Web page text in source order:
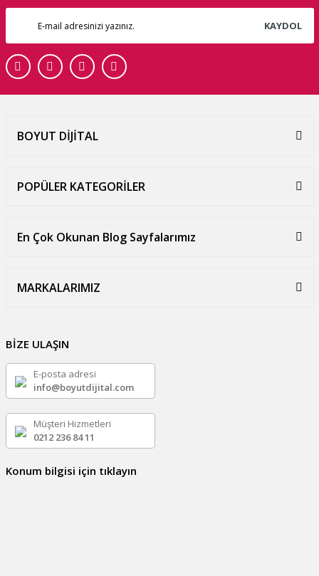
KAYDOL
BOYUT DİJİTAL
POPÜLER KATEGORİLER
En Çok Okunan Blog Sayfalarımız
MARKALARIMIZ
BİZE ULAŞIN
E-posta adresi
info@boyutdijital.com
Müşteri Hizmetleri
0212 236 84 11
Konum bilgisi için tıklayın